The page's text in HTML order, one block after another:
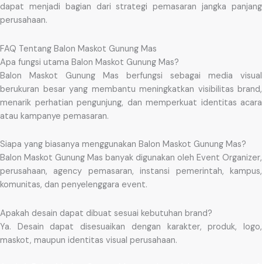
dapat menjadi bagian dari strategi pemasaran jangka panjang
perusahaan.
FAQ Tentang Balon Maskot Gunung Mas
Apa fungsi utama Balon Maskot Gunung Mas?
Balon Maskot Gunung Mas berfungsi sebagai media visual
berukuran besar yang membantu meningkatkan visibilitas brand,
menarik perhatian pengunjung, dan memperkuat identitas acara
atau kampanye pemasaran.
Siapa yang biasanya menggunakan Balon Maskot Gunung Mas?
Balon Maskot Gunung Mas banyak digunakan oleh Event Organizer,
perusahaan, agency pemasaran, instansi pemerintah, kampus,
komunitas, dan penyelenggara event.
Apakah desain dapat dibuat sesuai kebutuhan brand?
Ya. Desain dapat disesuaikan dengan karakter, produk, logo,
maskot, maupun identitas visual perusahaan.